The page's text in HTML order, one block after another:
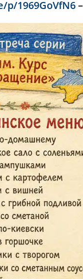
1969GoVfN6/